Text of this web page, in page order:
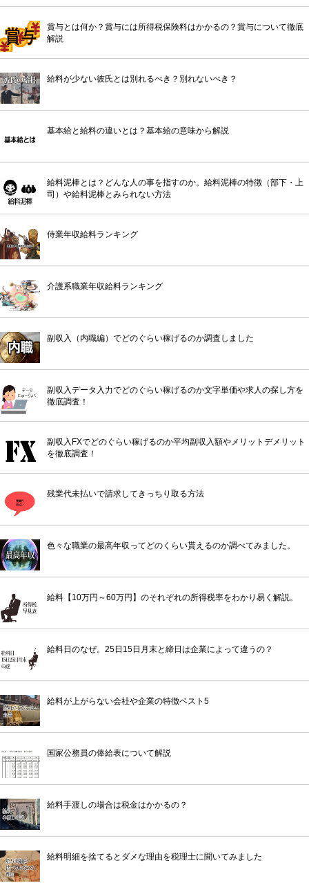
賞与とは何か？賞与には所得税保険料はかかるの？賞与について徹底
解説
給料が少ない彼氏とは別れるべき？別れないべき？
基本給と給料の違いとは？基本給の意味から解説
給料泥棒とは？どんな人の事を指すのか。給料泥棒の特徴（部下・上
司）や給料泥棒とみられない方法
侍業年収給料ランキング
介護系職業年収給料ランキング
副収入（内職編）でどのぐらい稼げるのか調査しました
副収入データ入力でどのぐらい稼げるのか文字単価や求人の探し方を
徹底調査！
副収入FXでどのぐらい稼げるのか平均副収入額やメリットデメリット
を徹底調査！
残業代未払いで請求してきっちり取る方法
色々な職業の最高年収ってどのくらい貰えるのか調べてみました。
給料【10万円～60万円】のそれぞれの所得税率をわかり易く解説。
給料日のなぜ。25日15日月末と締日は企業によって違うの？
給料が上がらない会社や企業の特徴ベスト5
国家公務員の俸給表について解説
給料手渡しの場合は税金はかかるの？
給料明細を捨てるとダメな理由を税理士に聞いてみました